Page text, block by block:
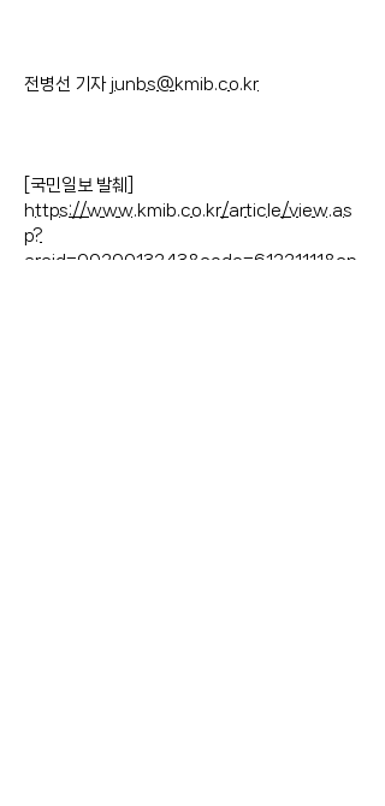
전병선 기자 junbs@kmib.co.kr
[국민일보 발췌]
https://www.kmib.co.kr/article/view.as
p?
arcid=0020013243&code=61221111&cp